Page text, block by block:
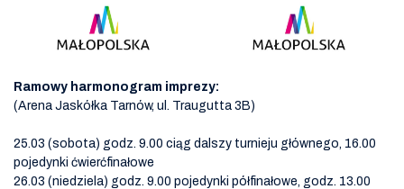
Ramowy harmonogram imprezy:
(Arena Jaskółka Tarnów, ul. Traugutta 3B)
25.03 (sobota) godz. 9.00 ciąg dalszy turnieju głównego, 16.00
pojedynki ćwierćfinałowe
26.03 (niedziela) godz. 9.00 pojedynki półfinałowe, godz. 13.00